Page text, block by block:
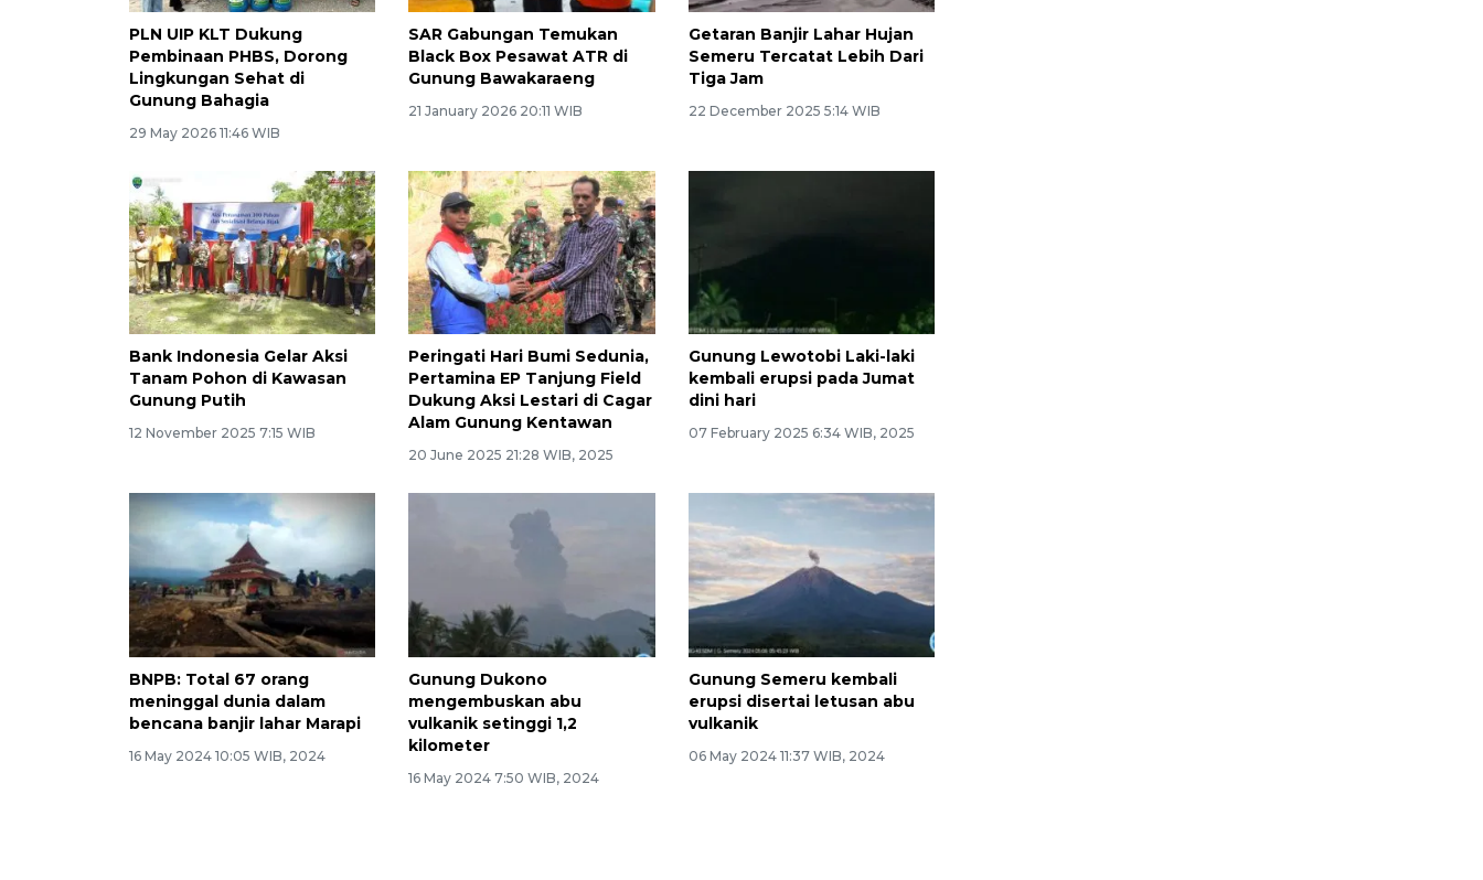
PLN UIP KLT Dukung
Pembinaan PHBS, Dorong
Lingkungan Sehat di
Gunung Bahagia
29 May 2026 11:46 WIB
SAR Gabungan Temukan
Black Box Pesawat ATR di
Gunung Bawakaraeng
21 January 2026 20:11 WIB
Getaran Banjir Lahar Hujan
Semeru Tercatat Lebih Dari
Tiga Jam
22 December 2025 5:14 WIB
Bank Indonesia Gelar Aksi
Tanam Pohon di Kawasan
Gunung Putih
12 November 2025 7:15 WIB
Peringati Hari Bumi Sedunia,
Pertamina EP Tanjung Field
Dukung Aksi Lestari di Cagar
Alam Gunung Kentawan
20 June 2025 21:28 WIB, 2025
Gunung Lewotobi Laki-laki
kembali erupsi pada Jumat
dini hari
07 February 2025 6:34 WIB, 2025
BNPB: Total 67 orang
meninggal dunia dalam
bencana banjir lahar Marapi
16 May 2024 10:05 WIB, 2024
Gunung Dukono
mengembuskan abu
vulkanik setinggi 1,2
kilometer
16 May 2024 7:50 WIB, 2024
Gunung Semeru kembali
erupsi disertai letusan abu
vulkanik
06 May 2024 11:37 WIB, 2024